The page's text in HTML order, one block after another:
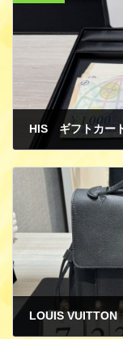
HIS ギフトカ